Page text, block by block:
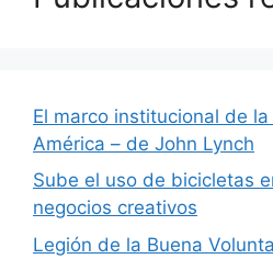
El marco institucional de
América – de John Lynch
Sube el uso de bicicletas
negocios creativos
Legión de la Buena